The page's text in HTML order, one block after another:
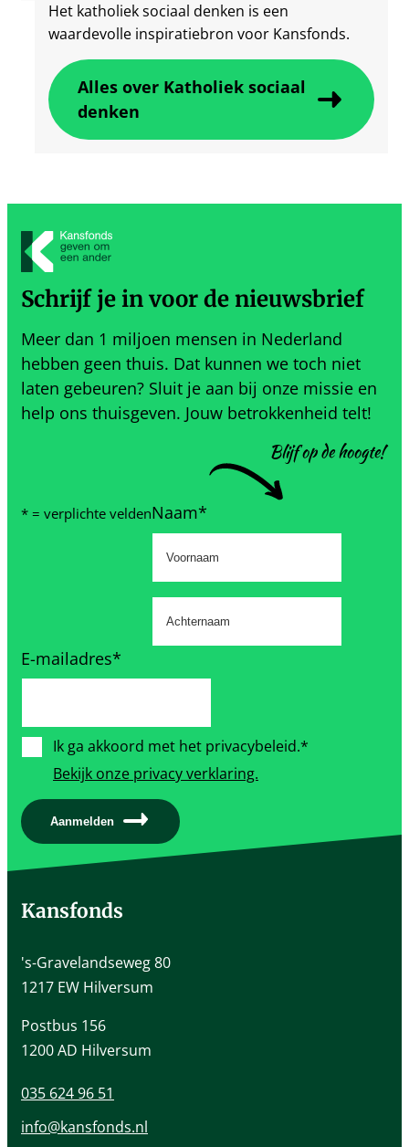
Het katholiek sociaal denken is een
waardevolle inspiratiebron voor Kansfonds.
Alles over Katholiek sociaal
denken
Schrijf je in voor de nieuwsbrief
Meer dan 1 miljoen mensen in Nederland
hebben geen thuis. Dat kunnen we toch niet
laten gebeuren? Sluit je aan bij onze missie en
help ons thuisgeven. Jouw betrokkenheid telt!
Blijf op de hoogte!
* = verplichte veldenNaam*
Voornaam
E-mailadres*
Ik ga akkoord met het privacybeleid.*
Bekijk onze privacy verklaring.
Aanmelden
Kansfonds
Gegevens
van
Kansfonds
's-Gravelandseweg 80
1217 EW Hilversum
Postbus 156
1200 AD Hilversum
035 624 96 51
info@kansfonds.nl